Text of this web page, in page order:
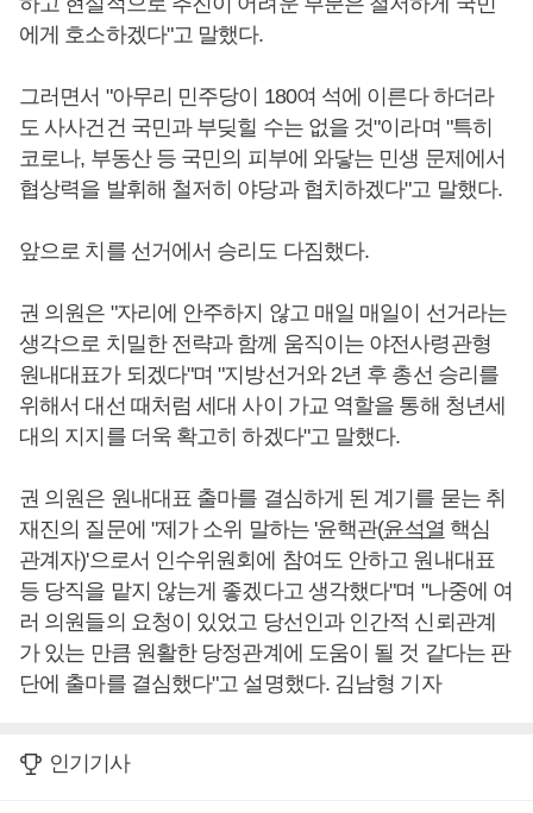
에게 호소하겠다"고 말했다.
그러면서 "아무리 민주당이 180여 석에 이른다 하더라
도 사사건건 국민과 부딪힐 수는 없을 것"이라며 "특히
코로나, 부동산 등 국민의 피부에 와닿는 민생 문제에서
협상력을 발휘해 철저히 야당과 협치하겠다"고 말했다.
앞으로 치를 선거에서 승리도 다짐했다.
권 의원은 "자리에 안주하지 않고 매일 매일이 선거라는
생각으로 치밀한 전략과 함께 움직이는 야전사령관형
원내대표가 되겠다"며 "지방선거와 2년 후 총선 승리를
위해서 대선 때처럼 세대 사이 가교 역할을 통해 청년세
대의 지지를 더욱 확고히 하겠다"고 말했다.
권 의원은 원내대표 출마를 결심하게 된 계기를 묻는 취
재진의 질문에 "제가 소위 말하는 '윤핵관(윤석열 핵심
관계자)'으로서 인수위원회에 참여도 안하고 원내대표
등 당직을 맡지 않는게 좋겠다고 생각했다"며 "나중에 여
러 의원들의 요청이 있었고 당선인과 인간적 신뢰관계
가 있는 만큼 원활한 당정관계에 도움이 될 것 같다는 판
단에 출마를 결심했다"고 설명했다. 김남형 기자
인기기사